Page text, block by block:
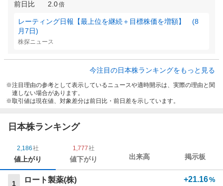
前日比
2.0倍
レーティング日報【最上位を継続＋目標株価を増額】 (8
月7日)
株探ニュース
今注目の日本株ランキングをもっと見る
注目理由の参考として表示しているニュースや適時開示は、実際の理由と関
連しない場合があります。
取引値は現在値、対象差分は前日比・前日差を示しています。
日本株ランキング
2,186社
値上がり
1,777社
値下がり 出来高 掲示板
1 ロート製薬(株) +21.16%